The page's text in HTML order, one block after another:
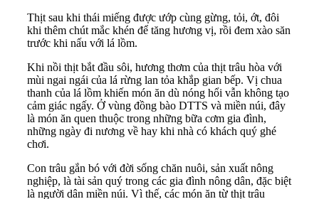
Thịt sau khi thái miếng được ướp cùng gừng, tỏi, ớt, đôi
khi thêm chút mắc khén để tăng hương vị, rồi đem xào săn
trước khi nấu với lá lồm.
Khi nồi thịt bắt đầu sôi, hương thơm của thịt trâu hòa với
mùi ngai ngái của lá rừng lan tỏa khắp gian bếp. Vị chua
thanh của lá lồm khiến món ăn dù nóng hổi vẫn không tạo
cảm giác ngấy. Ở vùng đồng bào DTTS và miền núi, đây
là món ăn quen thuộc trong những bữa cơm gia đình,
những ngày đi nương về hay khi nhà có khách quý ghé
chơi.
Con trâu gắn bó với đời sống chăn nuôi, sản xuất nông
nghiệp, là tài sản quý trong các gia đình nông dân, đặc biệt
là người dân miền núi. Vì thế, các món ăn từ thịt trâu